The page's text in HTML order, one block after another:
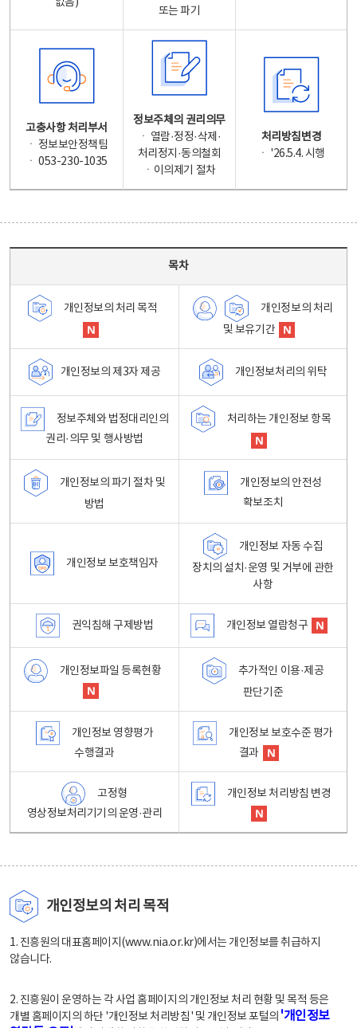
또는 파기
고충사항 처리부서
ㆍ 정보보안정책팀
ㆍ 053-230-1035
정보주체의 권리의무
ㆍ 열람·정정·삭제·
처리정지·동의철회
ㆍ이의제기 절차
처리방침변경
ㆍ '26.5.4. 시행
목차
개인정보의 처리 목적
개인정보의 처리
및 보유기간
개인정보의 제3자 제공 개인정보처리의 위탁
정보주체와 법정대리인의
권리·의무 및 행사방법
처리하는 개인정보 항목
개인정보의 파기 절차 및
방법
개인정보의 안전성
확보조치
개인정보 보호책임자
개인정보 자동 수집
장치의 설치·운영 및 거부에 관한
사항
권익침해 구제방법 개인정보 열람청구
개인정보파일 등록현황
추가적인 이용·제공
판단기준
개인정보 영향평가
수행결과
개인정보 보호수준 평가
결과
고정형
영상정보처리기기의 운영·관리
개인정보 처리방침 변경
개인정보의 처리 목적
1. 진흥원의 대표홈페이지(www.nia.or.kr)에서는 개인정보를 취급하지
않습니다.
2. 진흥원이 운영하는 각 사업 홈페이지의 개인정보 처리 현황 및 목적 등은
개별 홈페이지의 하단 '개인정보 처리방침' 및 개인정보 포털의 '개인정보